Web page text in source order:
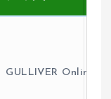
GULLIVER Online